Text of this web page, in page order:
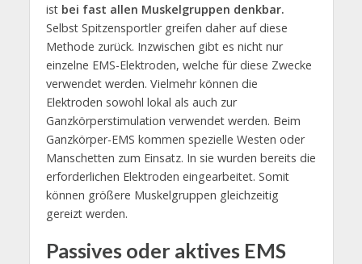
ist bei fast allen Muskelgruppen denkbar.
Selbst Spitzensportler greifen daher auf diese
Methode zurück. Inzwischen gibt es nicht nur
einzelne EMS-Elektroden, welche für diese Zwecke
verwendet werden. Vielmehr können die
Elektroden sowohl lokal als auch zur
Ganzkörperstimulation verwendet werden. Beim
Ganzkörper-EMS kommen spezielle Westen oder
Manschetten zum Einsatz. In sie wurden bereits die
erforderlichen Elektroden eingearbeitet. Somit
können größere Muskelgruppen gleichzeitig
gereizt werden.
Passives oder aktives EMS